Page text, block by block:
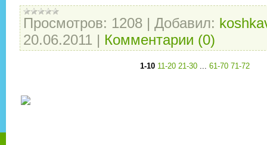
Просмотров: 1208 | Добавил:
20.06.2011 | Комментарии (0)
1-10 11-20 21-30 ... 61-70 71-72